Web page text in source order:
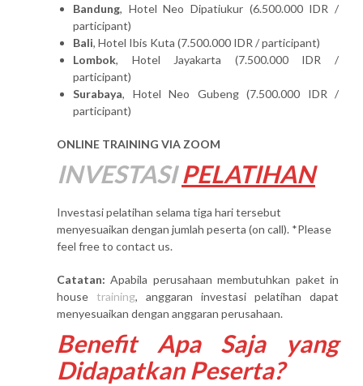
Bandung, Hotel Neo Dipatiukur (6.500.000 IDR /
participant)
Bali, Hotel Ibis Kuta (7.500.000 IDR / participant)
Lombok, Hotel Jayakarta (7.500.000 IDR /
participant)
Surabaya, Hotel Neo Gubeng (7.500.000 IDR /
participant)
ONLINE TRAINING VIA ZOOM
INVESTASI PELATIHAN
Investasi pelatihan selama tiga hari tersebut
menyesuaikan dengan jumlah peserta (on call). *Please
feel free to contact us.
Catatan: Apabila perusahaan membutuhkan paket in
house training, anggaran investasi pelatihan dapat
menyesuaikan dengan anggaran perusahaan.
Benefit Apa Saja yang
Didapatkan Peserta?